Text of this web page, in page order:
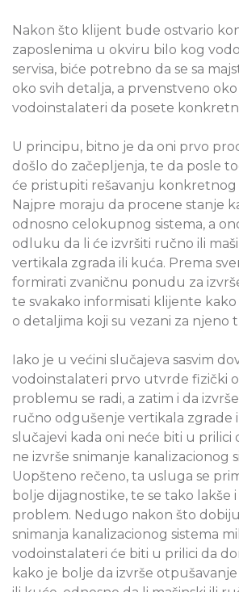
Nakon što klijent bude ostvario
zaposlenima u okviru bilo kog
servisa, biće potrebno da se sa
oko svih detalja, a prvenstveno
vodoinstalateri da posete
U principu, bitno je da oni prvo
došlo do začepljenja, te da posle
će pristupiti rešavanju konkretnog
Najpre moraju da procene stanje
odnosno celokupnog sistema, a
odluku da li će izvršiti ručno ili
vertikala zgrada ili kuća. Prema
formirati zvaničnu ponudu za
te svakako informisati klijente kako
o detaljima koji su vezani za njeno
Iako je u većini slučajeva sasvim
vodoinstalateri prvo utvrde fizički
problemu se radi, a zatim i da
ručno odgušenje vertikala zgrade
slučajevi kada oni neće biti u prilici
ne izvrše snimanje kanalizacionog
Uopšteno rečeno, ta usluga se
bolje dijagnostike, te se tako lakše
problem. Nedugo nakon što
snimanja kanalizacionog sistema
vodoinstalateri će biti u prilici da
kako je bolje da izvrše